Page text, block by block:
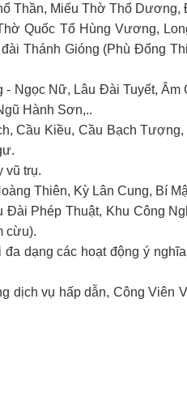
Thần, Miếu Thờ Thổ Dương,
Quốc Tổ Hùng Vương,
Thánh Gióng (Phù Đổng
- Ngọc Nữ, Lâu Đài Tuyết,
Hành Sơn,..
Cầu Kiều, Cầu Bạch
vũ trụ.
Thiên, Kỳ Lân Cung, Bí
Phép Thuật, Khu Công
cừu).
dạng các hoạt động ý
dịch vụ hấp dẫn, Công